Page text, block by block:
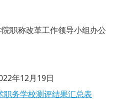
称改革工作领导小组办公
19日
务学校测评结果汇总表